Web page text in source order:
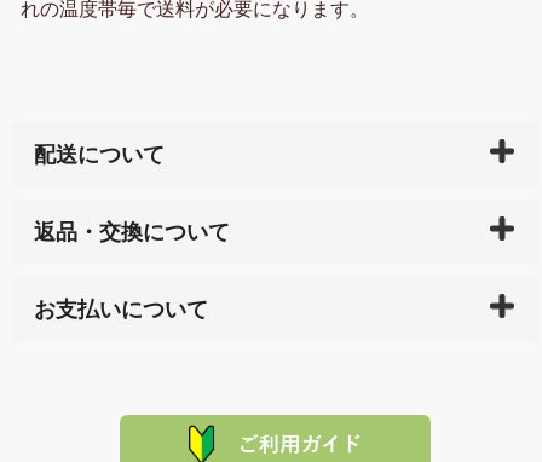
れの温度帯毎で送料が必要になります。
配送について
天ペイ」の方はご注文受付後）、 長崎県下全域に点在
サイト内で購入された商品の送料は、こちらの
全国送
れの生産メーカーからお客様の元へ直送いたしますの
返品・交換について
または配送途中の 事故などで不都合が生じている場合
品代金を返金いたします。）
その際は誠に申し訳ありませんが、当協会までご注文
お支払いについて
た場合、お客様からの ご入金を確認した後で、商品を